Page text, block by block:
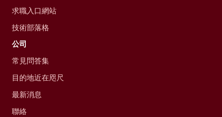
求職入口網站
技術部落格
公司
常見問答集
目的地近在咫尺
最新消息
聯絡